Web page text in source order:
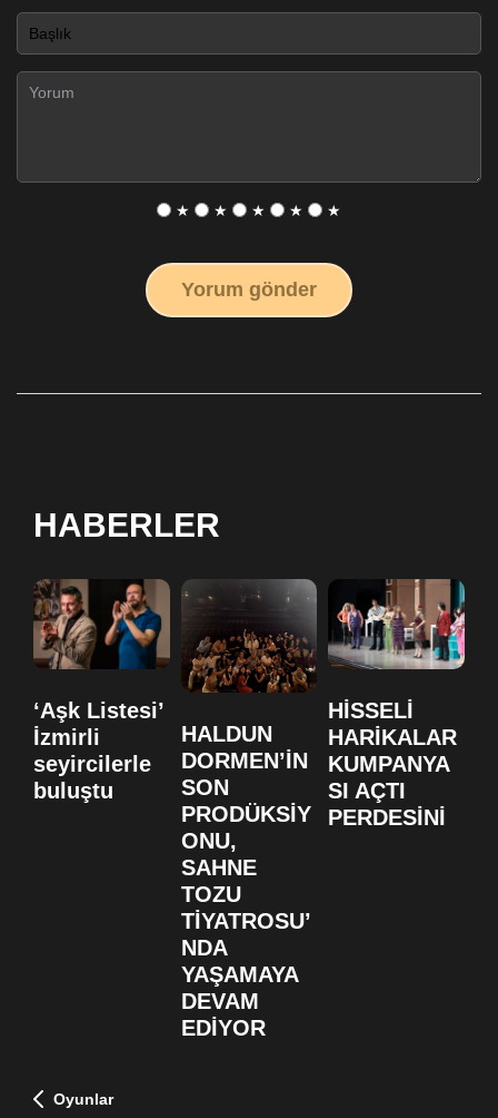
★ ★ ★ ★ ★
Yorum gönder
HABERLER
‘Aşk Listesi’
İzmirli
seyircilerle
buluştu
HALDUN
DORMEN’İN
SON
PRODÜKSİY
ONU,
SAHNE
TOZU
TİYATROSU’
NDA
YAŞAMAYA
DEVAM
EDİYOR
HİSSELİ
HARİKALAR
KUMPANYA
SI AÇTI
PERDESİNİ
Oyunlar